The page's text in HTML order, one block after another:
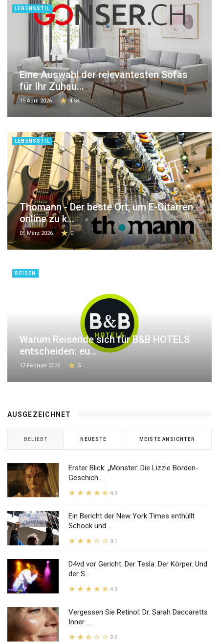
LEBENSSTIL
Eine Auswahl der relevantesten Sofas
für Ihr Zuhau...
15 April 2026 4.54
LEBENSSTIL
Thomann - Der beste Ort, um E-Gitarren
online zu k...
05 März 2026 0
REISEN
Warum Reisende sich für B&B HOTELS
entscheiden: eu...
17 Februar 2026 5
AUSGEZEICHNET
BELIEBT NEUESTE MEISTE ANSICHTEN
Erster Blick: „Monster: Die Lizzie Borden-
Geschich...
4.9
Ein Bericht der New York Times enthüllt
Schock und...
3.1
D4vd vor Gericht: Der Tesla. Der Körper. Und
der S...
4.9
Vergessen Sie Retinol: Dr. Sarah Daccaretts
Inner ...
2.6